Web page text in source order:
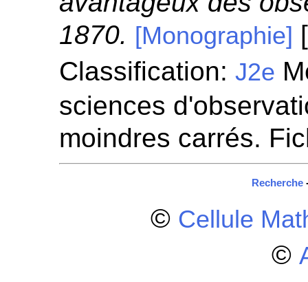
1870. [Monographie]
Classification:J2e
sciences
moindres carrés.
Recherche
© Cellule
©